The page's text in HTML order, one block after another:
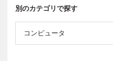
別のカテゴリで探す
コンピュータ